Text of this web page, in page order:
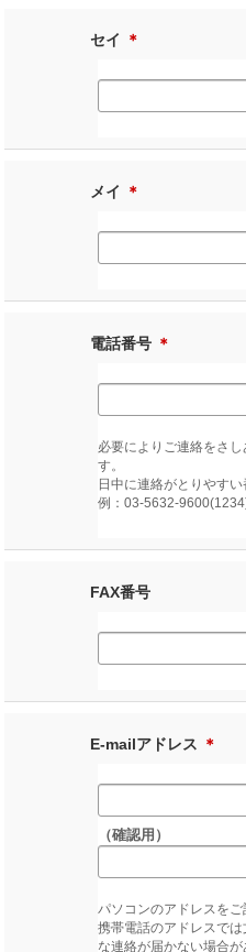
セイ ＊
メイ ＊
電話番号 ＊
必要によりご連絡をさ
す。
日中に連絡がとりやすい
例：03-5632-
FAX番号
E-mailアドレス ＊
（確認用）
パソコンのアドレスをご
携帯電話のアドレスで
な連絡が届かない場合が